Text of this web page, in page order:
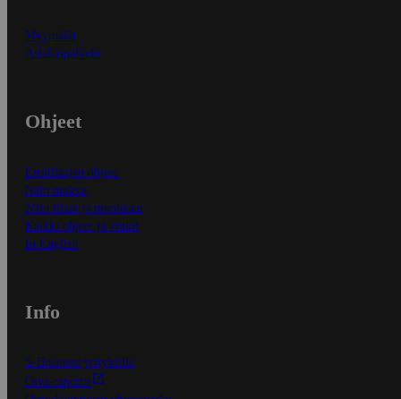
Myymälät
Asiakaspalvelu
Ohjeet
Ensitilaajan ohjeet
Näin maksat
Näin tilaat ja muokkaat
Kaikki ohjeet ja vinkit
In English
Info
S-Business yrityksille
Oiva-raportit